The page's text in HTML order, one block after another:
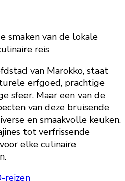
smaken van de lokale
reis
van Marokko, staat
erfgoed, prachtige
sfeer. Maar een van de
van deze bruisende
en smaakvolle keuken.
tot verfrissende
elke culinaire